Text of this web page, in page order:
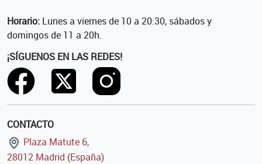
Horario: Lunes a viernes de 10 a 20:30, sábados y
domingos de 11 a 20h.
¡SÍGUENOS EN LAS REDES!
CONTACTO
Plaza Matute 6,
28012 Madrid (España)